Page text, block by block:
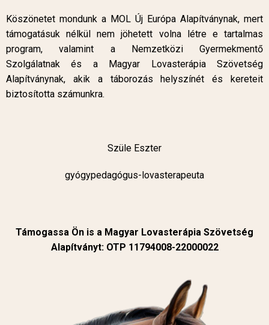
Köszönetet mondunk a MOL Új Európa Alapítványnak, mert
támogatásuk nélkül nem jöhetett volna létre e tartalmas
program, valamint a Nemzetközi Gyermekmentő
Szolgálatnak és a Magyar Lovasterápia Szövetség
Alapítványnak, akik a táborozás helyszínét és kereteit
biztosította számunkra.
Szüle Eszter
gyógypedagógus-lovasterapeuta
Támogassa Ön is a Magyar Lovasterápia Szövetség
Alapítványt: OTP 11794008-22000022